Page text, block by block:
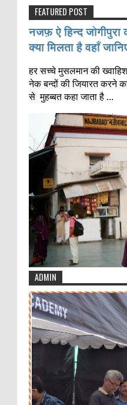
FEATURED POST
नजफ़ ऐ हिन्द
क्या मिलता है वहाँ
हर सच्चे मुसलमान की
नेक बन्दों की जियारत करने
से मुहब्बत कहा जाता है ...
ADMIN